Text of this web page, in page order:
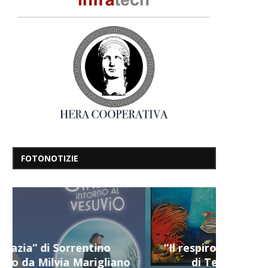
FOTONOTIZIE
“Il respiro del mare”, personale
di Terry Mangiatordi